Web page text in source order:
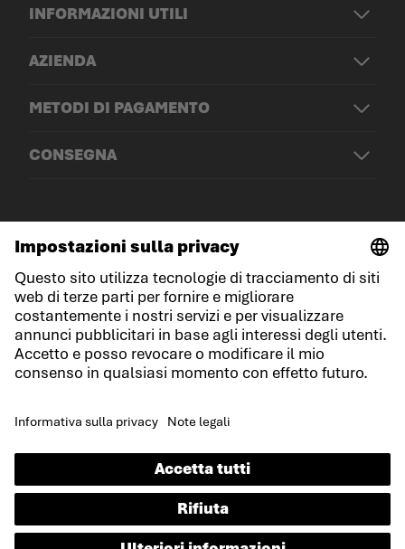
INFORMAZIONI UTILI
AZIENDA
METODI DI PAGAMENTO
CONSEGNA
© LOWA Sportschuhe GmbH
Note legali
Protezione dei dati
Cookies
Condizioni di gara
Dichiarazione sull'accessibilità